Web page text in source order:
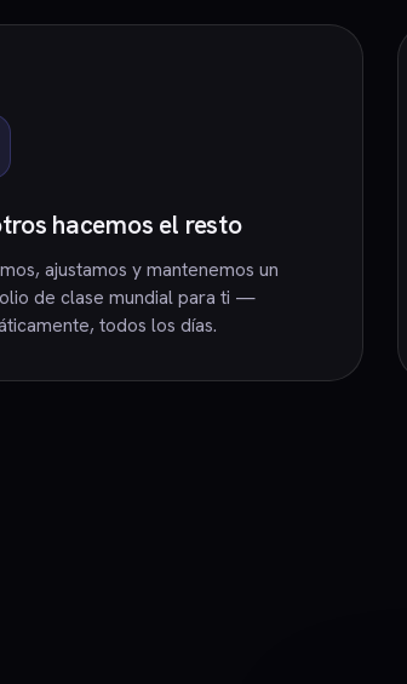
hacemos el resto
ajustamos y mantenemos un
de clase mundial para ti —
todos los días.